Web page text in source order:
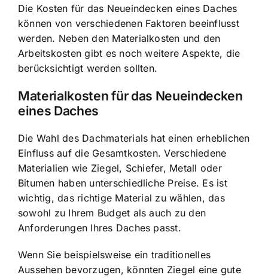
Die Kosten für das Neueindecken eines Daches
können von verschiedenen Faktoren beeinflusst
werden. Neben den Materialkosten und den
Arbeitskosten gibt es noch weitere Aspekte, die
berücksichtigt werden sollten.
Materialkosten für das Neueindecken
eines Daches
Die Wahl des Dachmaterials hat einen erheblichen
Einfluss auf die Gesamtkosten. Verschiedene
Materialien wie Ziegel, Schiefer, Metall oder
Bitumen haben unterschiedliche Preise. Es ist
wichtig, das richtige Material zu wählen, das
sowohl zu Ihrem Budget als auch zu den
Anforderungen Ihres Daches passt.
Wenn Sie beispielsweise ein traditionelles
Aussehen bevorzugen, könnten Ziegel eine gute